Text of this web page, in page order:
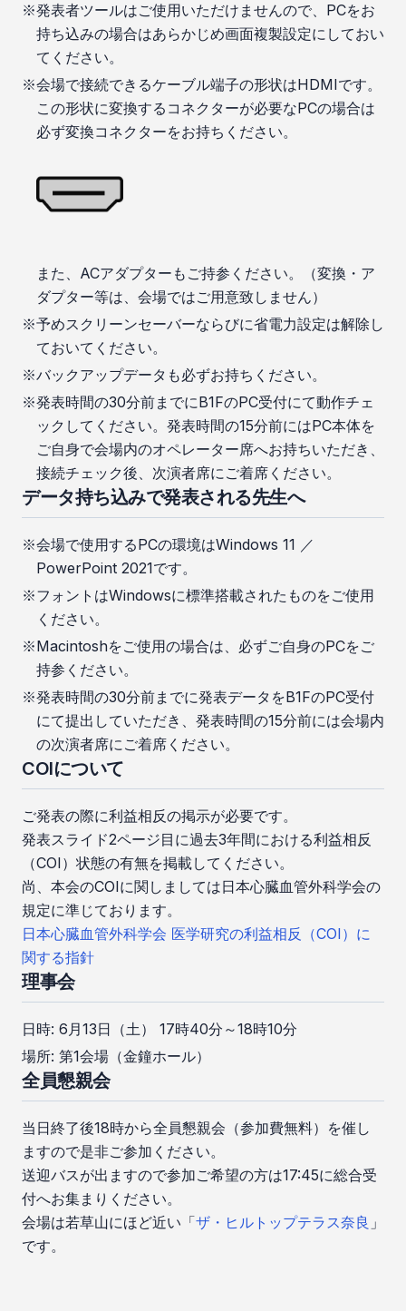
発表者ツールはご使用いただけませんので、PCをお
持ち込みの場合はあらかじめ画面複製設定にしておい
てください。
会場で接続できるケーブル端子の形状はHDMIです。
この形状に変換するコネクターが必要なPCの場合は
必ず変換コネクターをお持ちください。
また、ACアダプターもご持参ください。（変換・ア
ダプター等は、会場ではご用意致しません）
予めスクリーンセーバーならびに省電力設定は解除し
ておいてください。
バックアップデータも必ずお持ちください。
発表時間の30分前までにB1FのPC受付にて動作チェ
ックしてください。発表時間の15分前にはPC本体を
ご自身で会場内のオペレーター席へお持ちいただき、
接続チェック後、次演者席にご着席ください。
データ持ち込みで発表される先生へ
会場で使用するPCの環境はWindows 11 ／
PowerPoint 2021です。
フォントはWindowsに標準搭載されたものをご使用
ください。
Macintoshをご使用の場合は、必ずご自身のPCをご
持参ください。
発表時間の30分前までに発表データをB1FのPC受付
にて提出していただき、発表時間の15分前には会場内
の次演者席にご着席ください。
COIについて
ご発表の際に利益相反の掲示が必要です。
発表スライド2ページ目に過去3年間における利益相反
（COI）状態の有無を掲載してください。
尚、本会のCOIに関しましては日本心臓血管外科学会の
規定に準じております。
日本心臓血管外科学会 医学研究の利益相反（COI）に
関する指針
理事会
日時: 6月13日（土） 17時40分～18時10分
場所: 第1会場（金鐘ホール）
全員懇親会
当日終了後18時から全員懇親会（参加費無料）を催し
ますので是非ご参加ください。
送迎バスが出ますので参加ご希望の方は17:45に総合受
付へお集まりください。
会場は若草山にほど近い「ザ・ヒルトップテラス奈良 」
です。